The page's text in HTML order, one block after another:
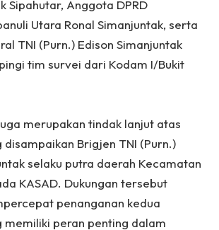
Sipahutar, Anggota DPRD
Utara Ronal Simanjuntak, serta
TNI (Purn.) Edison Simanjuntak
tim survei dari Kodam I/Bukit
merupakan tindak lanjut atas
disampaikan Brigjen TNI (Purn.)
selaku putra daerah Kecamatan
KASAD. Dukungan tersebut
penanganan kedua
memiliki peran penting dalam